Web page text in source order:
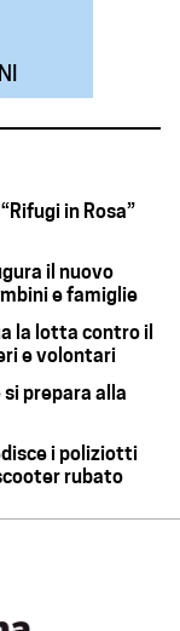
in Rosa”
il nuovo
e famiglie
la lotta contro il
e volontari
prepara alla
i poliziotti
rubato